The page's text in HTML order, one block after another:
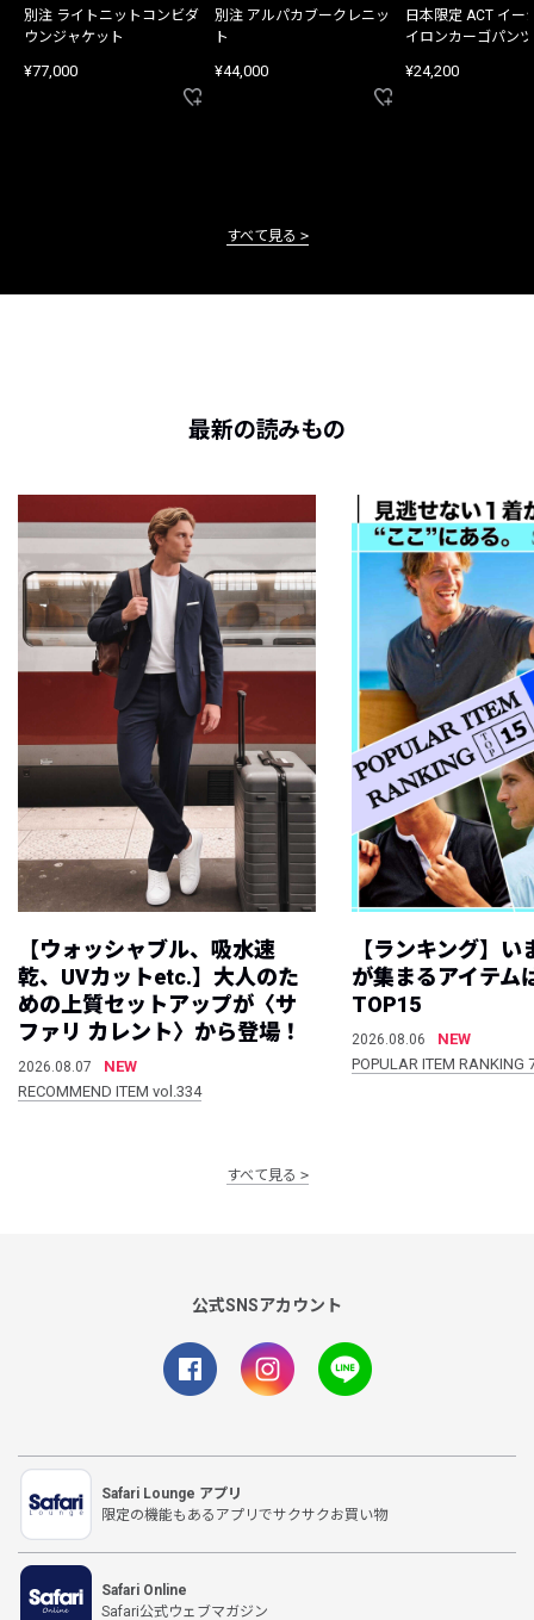
別注 ライトニットコンビダ
ウンジャケット
¥77,000
別注 アルパカブークレニッ
ト
¥44,000
日本限定 ACT イー
イロンカーゴパンツ
¥24,200
すべて見る
最新の読みもの
【ウォッシャブル、吸水速
乾、UVカットetc.】大人のた
めの上質セットアップが〈サ
ファリ カレント〉から登場！
2026.08.07
NEW
RECOMMEND ITEM vol.334
【ランキング】
が集まるアイテム
TOP15
2026.08.06
NEW
POPULAR ITEM
すべて見る
公式SNSアカウント
Safari Lounge アプリ
限定の機能もあるアプリでサクサクお買い物
Safari Online
Safari公式ウェブマガジン